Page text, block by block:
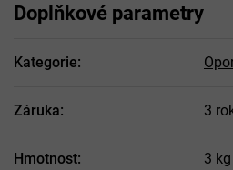
Doplňkové parametry
Kategorie:
Záruka: 3
Hmotnost: 3 kg